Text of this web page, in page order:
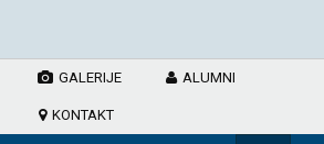
GALERIJE ALUMNI
KONTAKT